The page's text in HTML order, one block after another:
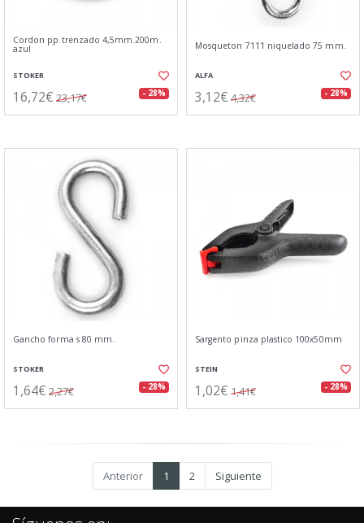
Cordon pp.trenzado 4,5mm.200m.
azul
STOKER
16,72€ 23,17€ - 28%
Mosqueton 7111 niquelado 75 mm.
ALFA
3,12€ 4,32€ - 28%
Gancho forma s 80 mm.
STOKER
1,64€ 2,27€ - 28%
Sargento pinza plastico 100x50mm
STEIN
1,02€ 1,41€ - 28%
Anterior 1 2 Siguiente